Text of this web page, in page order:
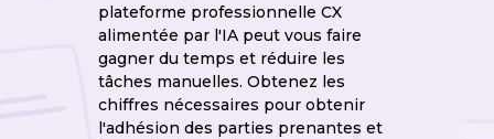
plateforme professionnelle CX
alimentée par l'IA peut vous faire
gagner du temps et réduire les
tâches manuelles. Obtenez les
chiffres nécessaires pour obtenir
l'adhésion des parties prenantes et